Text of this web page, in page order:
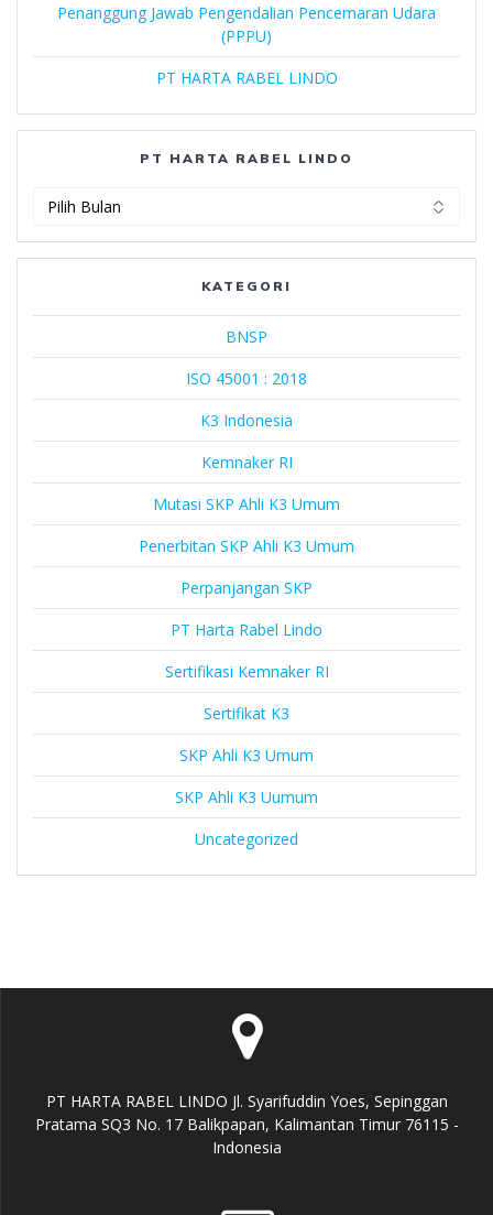
Penanggung Jawab Pengendalian Pencemaran Udara
(PPPU)
PT HARTA RABEL LINDO
PT HARTA RABEL LINDO
Rabel
Lindo
KATEGORI
BNSP
ISO 45001 : 2018
K3 Indonesia
Kemnaker RI
Mutasi SKP Ahli K3 Umum
Penerbitan SKP Ahli K3 Umum
Perpanjangan SKP
PT Harta Rabel Lindo
Sertifikasi Kemnaker RI
Sertifikat K3
SKP Ahli K3 Umum
SKP Ahli K3 Uumum
Uncategorized
PT HARTA RABEL LINDO Jl. Syarifuddin Yoes, Sepinggan
Pratama SQ3 No. 17 Balikpapan, Kalimantan Timur 76115 -
Indonesia